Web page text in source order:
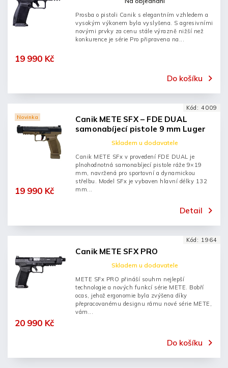
19 990 Kč
Do košíku
Prosba o pistoli Canik s elegantním vzhledem a
vysokým výkonem byla vyslyšena. S agresivními
novými prvky za cenu stále výrazně nižší než
konkurence je série Pro připravena na...
Novinka
Canik METE SFX – FDE DUAL
samonabíjecí pistole 9 mm Luger
Skladem u dodavatele
19 990 Kč
Detail
Canik METE SFx v provedení FDE DUAL je
plnohodnotná samonabíjecí pistole ráže 9×19
mm, navržená pro sportovní a dynamickou
střelbu. Model SFx je vybaven hlavní délky 132
mm...
Kód: 4009
Canik METE SFX PRO
Skladem u dodavatele
20 990 Kč
Do košíku
METE SFx PRO přináší souhrn nejlepší
technologie a nových funkcí série METE. Bobří
ocas, jehož ergonomie byla zvýšena díky
přepracovanému designu rámu nové série METE,
vám...
Kód: 1964